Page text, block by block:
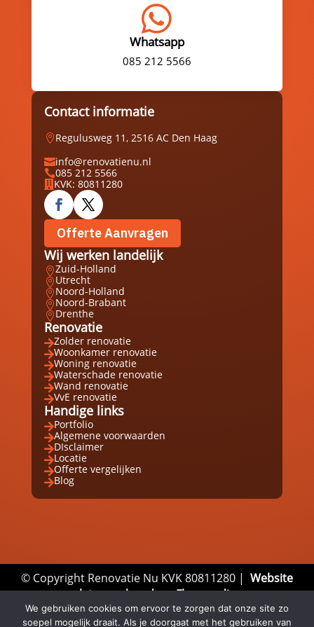

Whatsapp
085 212 5566
Contact informatie
Regulusweg 11, 2516 AC Den Haag
info@renovatienu.nl
085 212 5566
 KVK: 80811280
Offerte Aanvragen
Wij werken landelijk
Zuid-Holland
Utrecht
Noord-Holland
Noord-Brabant
Drenthe
Renovatie
Zolder renovatie
Woonkamer renovatie
Woning renovatie
Waterschade renovatie
Wand renovatie
VvE renovatie
Handige links
Portfolio
Algemene voorwaarden
DIsclaimer
Locatie
Offerte vergelijken
Blog
© Copyright Renovatie Nu KVK 80811280 | Website
laten maken door Flexamedia
Privacyverklaring|Disclaimer| Algemene
We gebruiken cookies om ervoor te zorgen dat onze site zo
soepel mogelijk draait. Als je doorgaat met het gebruiken van